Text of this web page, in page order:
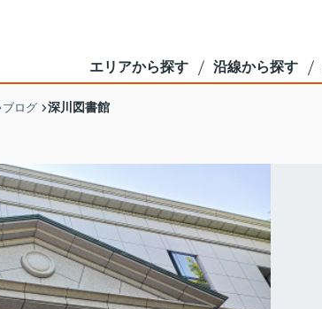
エリアから探す 沿線から探す
ブログ 深川図書館